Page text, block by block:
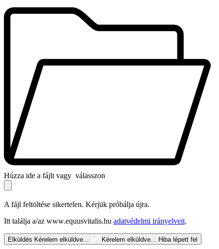
Húzza ide a fájlt vagy válasszon
A fájl feltöltése sikertelen. Kérjük próbálja újra.
Itt találja a/az www.equusvitalis.hu adatvédelmi irányelveit.
Elküldés Kérelem elküldve... Kérelem elküldve... Hiba lépett fel